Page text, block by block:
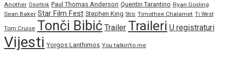
Another Osvrtnik Paul Thomas Anderson Quentin Tarantino Ryan Gosling
Sean Baker Star Film Fest Stephen King Stric Timothee Chalamet Ti West
Tom Cruise Tonči Bibić Trailer Traileri U registraturi
Vijesti Yorgos Lanthimos You talkin'to me